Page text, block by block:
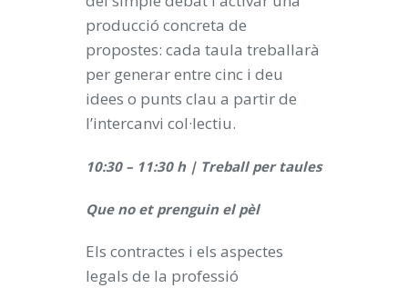
producció concreta de
propostes: cada taula treballarà
per generar entre cinc i deu
idees o punts clau a partir de
l’intercanvi col·lectiu.
10:30 – 11:30 h | Treball per taules
Que no et prenguin el pèl
Els contractes i els aspectes
legals de la professió